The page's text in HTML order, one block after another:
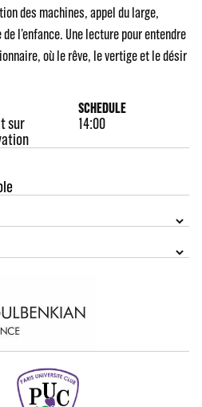
des machines, appel du large,
l’enfance. Une lecture pour entendre
où le rêve, le vertige et le désir
sur
SCHEDULE
14:00